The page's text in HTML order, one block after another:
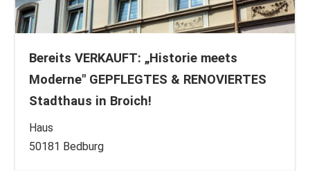
Bereits VERKAUFT: „Historie meets
Moderne" GEPFLEGTES & RENOVIERTES
Stadthaus in Broich!
Haus
50181 Bedburg